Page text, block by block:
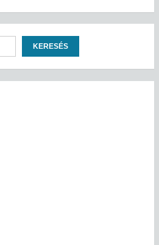
KERESÉS